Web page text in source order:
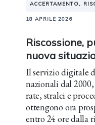
ACCERTAMENTO,
18 APRILE 2026
Riscossione,
nuova
Il servizio digitale
nazionali dal
rate, stralci e
ottengono ora
entro 24 ore dalla